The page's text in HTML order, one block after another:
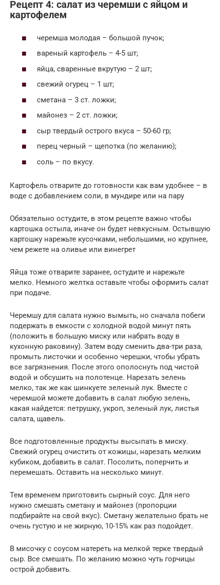
Рецепт 4: салат из черемши с яйцом и
картофелем
черемша молодая – большой пучок;
вареный картофель – 4-5 шт;
яйца, сваренные вкрутую – 2 шт;
свежий огурец – 1 шт;
сметана – 3 ст. ложки;
майонез – 2 ст. ложки;
сыр твердый острого вкуса – 50-60 гр;
перец черный – щепотка (по желанию);
соль – по вкусу.
Картофель отварите до готовности как вам удобнее – в
воде с добавлением соли, в мундире или на пару
Обязательно остудите, в этом рецепте важно чтобы
картошка остыла, иначе он будет невкусным. Остывшую
картошку нарежьте кусочками, небольшими, но крупнее,
чем режете на оливье или винегрет
Яйца тоже отварите заранее, остудите и нарежьте
мелко. Немного желтка оставьте чтобы оформить салат
при подаче.
Черемшу для салата нужно вымыть, но сначала побеги
подержать в емкости с холодной водой минут пять
(положить в большую миску или набрать воду в
кухонную раковину). Затем воду сменить два-три раза,
промыть листочки и особенно черешки, чтобы убрать
все загрязнения. После этого ополоснуть под чистой
водой и обсушить на полотенце. Нарезать зелень
мелко, так же как шинкуете зеленый лук. Вместе с
черемшой можете добавить в салат любую зелень,
какая найдется: петрушку, укроп, зеленый лук, листья
салата, щавель.
Все подготовленные продукты высыпать в миску.
Свежий огурец очистить от кожицы, нарезать мелким
кубиком, добавить в салат. Посолить, поперчить и
перемешать. Оставить на несколько минут.
Тем временем приготовить сырный соус. Для него
нужно смешать сметану и майонез (пропорции
подбирайте на свой вкус). Сметану желательно брать не
очень густую и не жирную, 10-15% как раз подойдет.
В мисочку с соусом натереть на мелкой терке твердый
сыр. Все смешать. По желанию можно чуть горчицы
острой добавить.